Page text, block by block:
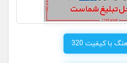
با کیفیت 320